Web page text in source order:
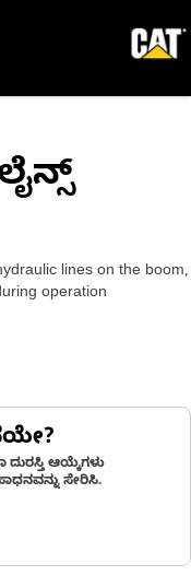
lines on the boom,
operation
ಆಯ್ಕೆಗಳು
ಸೇರಿಸಿ.